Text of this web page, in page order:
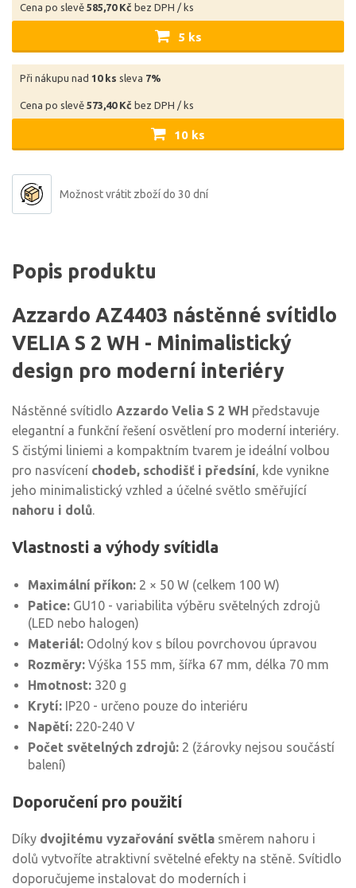
Cena po slevě 585,70 Kč bez DPH / ks
5 ks
Při nákupu nad 10 ks sleva 7%
Cena po slevě 573,40 Kč bez DPH / ks
10 ks
Možnost vrátit zboží do 30 dní
Popis produktu
Azzardo AZ4403 nástěnné svítidlo
VELIA S 2 WH - Minimalistický
design pro moderní interiéry
Nástěnné svítidlo Azzardo Velia S 2 WH představuje
elegantní a funkční řešení osvětlení pro moderní interiéry.
S čistými liniemi a kompaktním tvarem je ideální volbou
pro nasvícení chodeb, schodišť i předsíní, kde vynikne
jeho minimalistický vzhled a účelné světlo směřující
nahoru i dolů.
Vlastnosti a výhody svítidla
Maximální příkon: 2 × 50 W (celkem 100 W)
Patice: GU10 - variabilita výběru světelných zdrojů
(LED nebo halogen)
Materiál: Odolný kov s bílou povrchovou úpravou
Rozměry: Výška 155 mm, šířka 67 mm, délka 70 mm
Hmotnost: 320 g
Krytí: IP20 - určeno pouze do interiéru
Napětí: 220-240 V
Počet světelných zdrojů: 2 (žárovky nejsou součástí
balení)
Doporučení pro použití
Díky dvojitému vyzařování světla směrem nahoru i
dolů vytvoříte atraktivní světelné efekty na stěně. Svítidlo
doporučujeme instalovat do moderních i